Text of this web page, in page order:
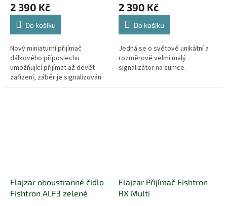
2 390 Kč
Do košíku
Nový miniaturní přijímač
dálkového příposlechu
umožňující přijímat až devět
zařízení, záběr je signalizován
akusticky a opticky na LED
2 390 Kč
Do košíku
Jedná se o světově unikátní a
rozměrově velmi malý
signalizátor na sumce.
Flajzar oboustranné čidlo
Fishtron ALF3 zelené
Flajzar Přijímač Fishtron
RX Multi